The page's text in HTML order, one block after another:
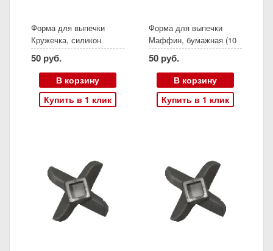
Форма для выпечки
Кружечка, силикон
50 руб.
В корзину
Купить в 1 клик
Форма для выпечки
Маффин, бумажная (10
шт, 7х4,2 см)
50 руб.
В корзину
Купить в 1 клик